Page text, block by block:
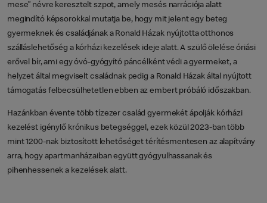
mese” névre keresztelt szpot, amely mesés narrációja alatt
megindító képsorokkal mutatja be, hogy mit jelent egy beteg
gyermeknek és családjának a Ronald Házak nyújtotta otthonos
szálláslehetőség a kórházi kezelések ideje alatt. A szülő ölelése óriási
erővel bír, ami egy óvó-gyógyító páncélként védi a gyermeket, a
helyzet által megviselt családnak pedig a Ronald Házak által nyújtott
támogatás felbecsülhetetlen ebben az embert próbáló időszakban.
Hazánkban évente több tízezer család gyermekét ápolják kórházi
kezelést igénylő krónikus betegséggel, ezek közül 2023-ban több
mint 1200-nak biztosított lehetőséget térítésmentesen az alapítvány
arra, hogy apartmanházaiban együtt gyógyulhassanak és
pihenhessenek a kezelések alatt.